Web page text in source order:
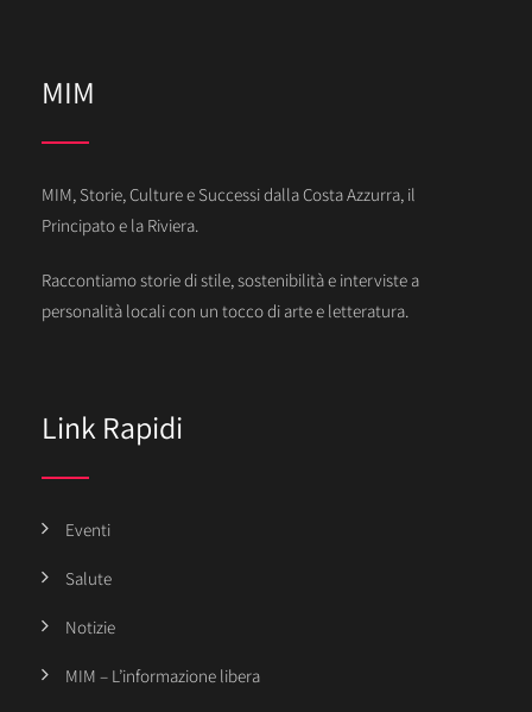
MIM
MIM, Storie, Culture e Successi dalla Costa Azzurra, il
Principato e la Riviera.
Raccontiamo storie di stile, sostenibilità e interviste a
personalità locali con un tocco di arte e letteratura.
Link Rapidi
Eventi
Salute
Notizie
MIM – L’informazione libera